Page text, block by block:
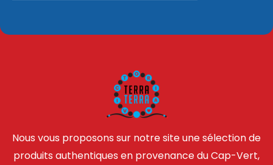
Nous vous proposons sur notre site une sélection de
produits authentiques en provenance du Cap-Vert,